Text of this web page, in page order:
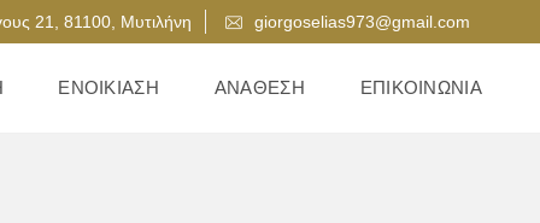
21, 81100, Μυτιλήνη giorgoselias973@gmail.com
ΕΝΟΙΚΊΑΣΗ ΑΝΆΘΕΣΗ ΕΠΙΚΟΙΝΩΝΊΑ